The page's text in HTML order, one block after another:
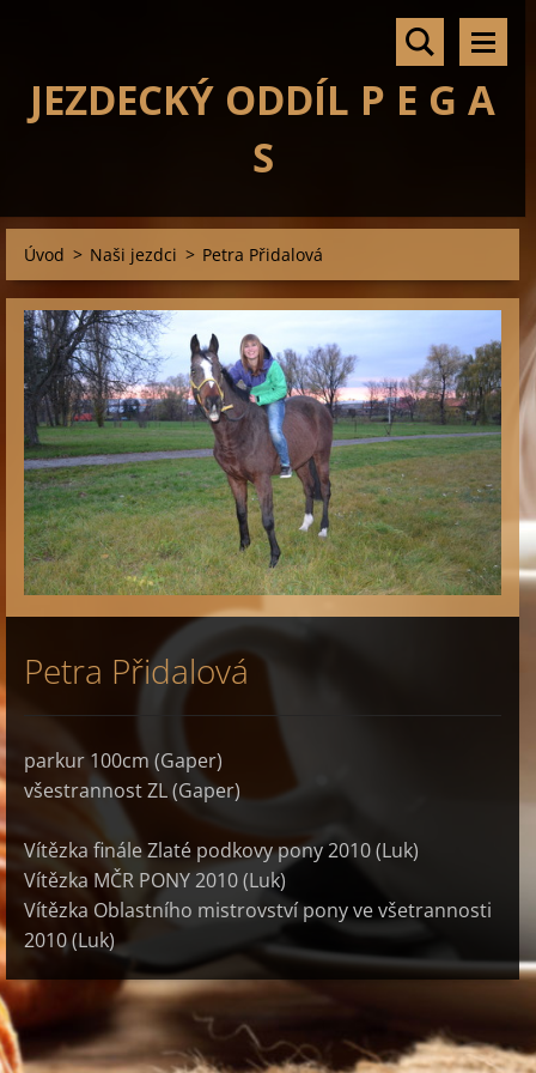
JEZDECKÝ ODDÍL P E G A
S
Úvod > Naši jezdci > Petra Přidalová
Petra Přidalová
parkur 100cm (Gaper)
všestrannost ZL (Gaper)
Vítězka finále Zlaté podkovy pony 2010 (Luk)
Vítězka MČR PONY 2010 (Luk)
Vítězka Oblastního mistrovství pony ve všetrannosti
2010 (Luk)